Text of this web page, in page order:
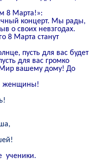
8 Марта!»:
концерт. Мы рады,
о своих невзгодах.
8 Марта станут
пусть для вас будет
для вас громко
Мир вашему дому! До
женщины!
ученики.